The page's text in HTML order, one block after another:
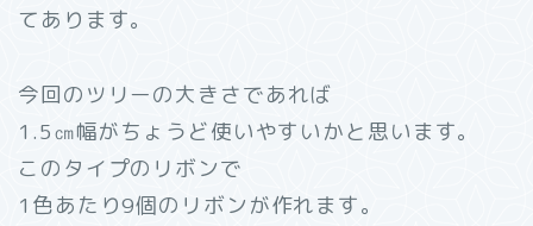
てあります。
今回のツリーの大きさであれば
1.5㎝幅がちょうど使いやすいかと思います。
このタイプのリボンで
1色あたり9個のリボンが作れます。